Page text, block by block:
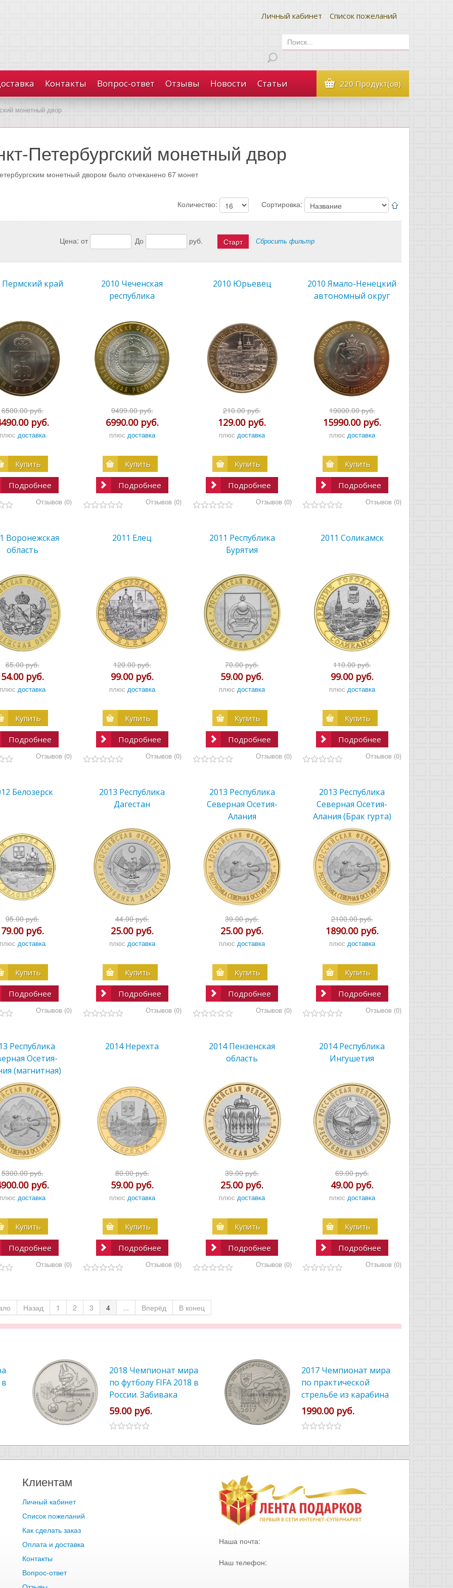
Личный кабинет Список пожеланий
Контакты Вопрос-ответ Отзывы Новости Статьи 220 Продукт(ов)
монетный двор
Петербургский монетный двор
монетный двором было отчеканено 67 монет
Сортировка:
Количество:
Цена:от До руб. Сбросить фильтр
Пермский край
6500.00 руб.
руб.
доставка
Купить
Подробнее
Отзывов (0)
2010 Чеченская
республика
9499.00 руб.
6990.00 руб.
плюс доставка
Купить
Подробнее
Отзывов (0)
2010 Юрьевец
210.00 руб.
129.00 руб.
плюсдоставка
Купить
Подробнее
Отзывов (0)
2010 Ямало-Ненецкий
автономный округ
19000.00 руб.
15990.00 руб.
плюс доставка
Купить
Подробнее
Отзывов (0)
Воронежская
область
65.00 руб.
54.00 руб.
доставка
Купить
Подробнее
Отзывов (0)
2011 Елец
120.00 руб.
99.00 руб.
плюс доставка
Купить
Подробнее
Отзывов (0)
2011 Республика
Бурятия
70.00 руб.
59.00 руб.
плюсдоставка
Купить
Подробнее
Отзывов (0)
2011 Соликамск
110.00 руб.
99.00 руб.
плюс доставка
Купить
Подробнее
Отзывов (0)
Белозерск
95.00 руб.
79.00 руб.
доставка
Купить
Подробнее
Отзывов (0)
2013 Республика
Дагестан
44.00 руб.
25.00 руб.
плюс доставка
Купить
Подробнее
Отзывов (0)
2013 Республика
Северная Осетия-
Алания
39.00 руб.
25.00 руб.
плюсдоставка
Купить
Подробнее
Отзывов (0)
2013 Республика
Северная Осетия-
Алания (Брак гурта)
2100.00 руб.
1890.00 руб.
плюс доставка
Купить
Подробнее
Отзывов (0)
Республика
Осетия-
(магнитная)
5300.00 руб.
руб.
доставка
Купить
Подробнее
Отзывов (0)
2014 Нерехта
80.00 руб.
59.00 руб.
плюс доставка
Купить
Подробнее
Отзывов (0)
2014 Пензенская
область
39.00 руб.
25.00 руб.
плюсдоставка
Купить
Подробнее
Отзывов (0)
2014 Республика
Ингушетия
69.00 руб.
49.00 руб.
плюс доставка
Купить
Подробнее
Отзывов (0)
Назад 1 2 3 4 ... Вперёд В конец
2018 Чемпионат мира
по футболу FIFA 2018 в
России. Забивака
59.00 руб.
2017 Чемпионат мира
по практической
стрельбе из карабина
1990.00 руб.
Клиентам
Личный кабинет
Список пожеланий
Как сделать заказ
Оплата и доставка
Контакты
Вопрос-ответ
Наша почта:
Наш телефон: